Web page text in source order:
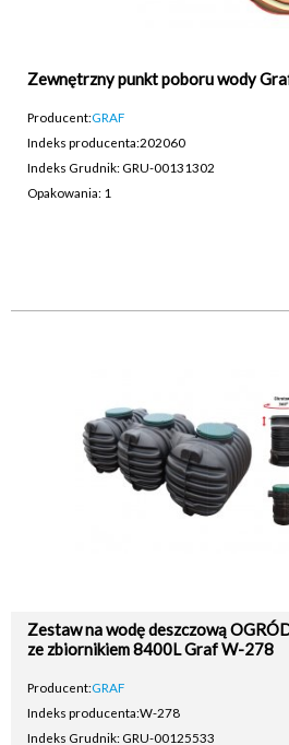
Zewnętrzny punkt poboru wody
Producent:GRAF
Indeks producenta:202060
Indeks Grudnik: GRU-00131302
Opakowania: 1
Zestaw na wodę deszczową
ze zbiornikiem 8400L Graf W-278
Producent:GRAF
Indeks producenta:W-278
Indeks Grudnik: GRU-00125533